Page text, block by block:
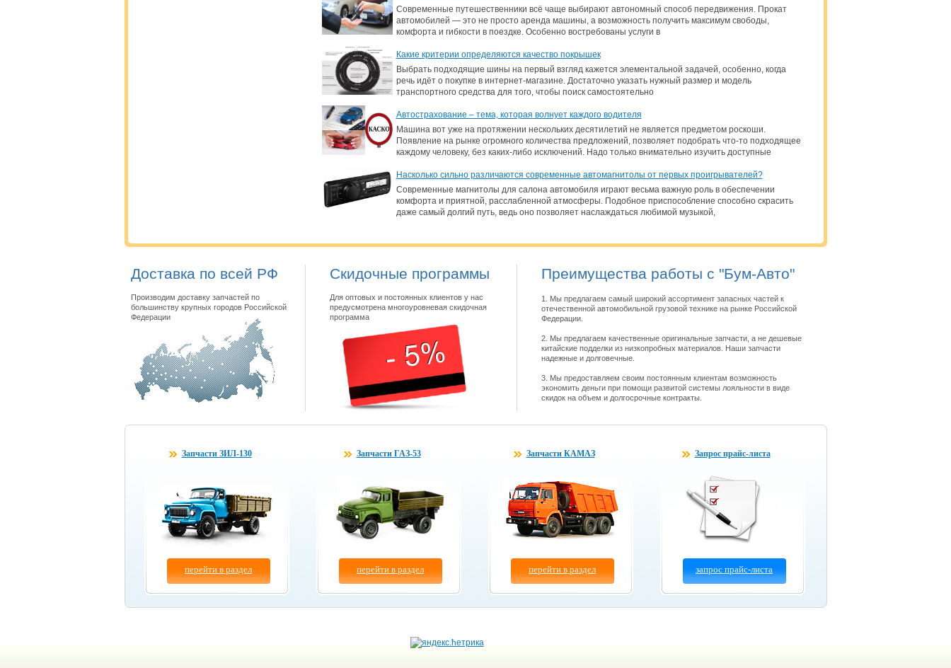
Современные путешественники всё чаще выбирают автономный способ передвижения. Прокат
автомобилей — это не просто аренда машины, а возможность получить максимум свободы,
комфорта и гибкости в поездке. Особенно востребованы услуги в
Какие критерии определяются качество покрышек
Выбрать подходящие шины на первый взгляд кажется элементальной задачей, особенно, когда
речь идёт о покупке в интернет-магазине. Достаточно указать нужный размер и модель
транспортного средства для того, чтобы поиск самостоятельно
Автострахование – тема, которая волнует каждого водителя
Машина вот уже на протяжении нескольких десятилетий не является предметом роскоши.
Появление на рынке огромного количества предложений, позволяет подобрать что-то подходящее
каждому человеку, без каких-либо исключений. Надо только внимательно изучить доступные
Насколько сильно различаются современные автомагнитолы от первых проигрывателей?
Современные магнитолы для салона автомобиля играют весьма важную роль в обеспечении
комфорта и приятной, расслабленной атмосферы. Подобное приспособление способно скрасить
даже самый долгий путь, ведь оно позволяет наслаждаться любимой музыкой,
Доставка по всей РФ
Производим доставку запчастей по
большинству крупных городов Российской
Федерации
Скидочные программы
Для оптовых и постоянных клиентов у нас
предусмотрена многоуровневая скидочная
программа
Преимущества работы с "Бум-Авто"
1. Мы предлагаем самый широкий ассортимент запасных частей к
отечественной автомобильной грузовой технике на рынке Российской
Федерации.
2. Мы предлагаем качественные оригинальные запчасти, а не дешевые
китайские подделки из низкопробных материалов. Наши запчасти
надежные и долговечные.
3. Мы предоставляем своим постоянным клиентам возможность
экономить деньги при помощи развитой системы лояльности в виде
скидок на объем и долгосрочные контракты.
Запчасти ЗИЛ-130
перейти в раздел
Запчасти ГАЗ-53
перейти в раздел
Запчасти КАМАЗ
перейти в раздел
Запрос прайс-листа
запрос прайс-листа